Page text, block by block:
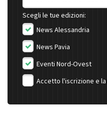
Scegli le tue edizioni:
News Alessandria
News Pavia
Eventi Nord-Ovest
Accetto l'iscrizione e la